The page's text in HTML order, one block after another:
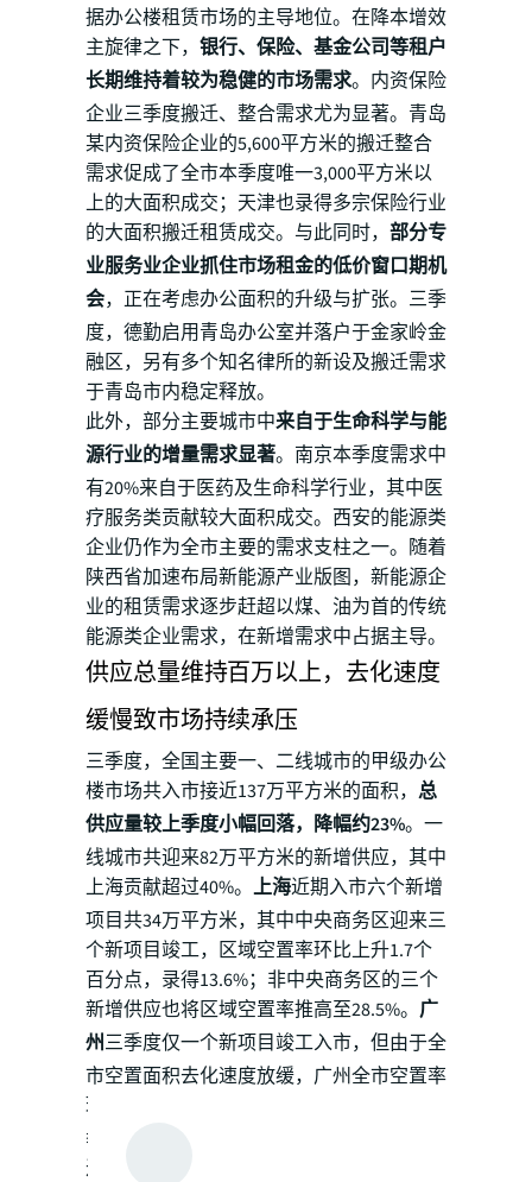
据办公楼租赁市场的主导地位。在降本增效
主旋律之下， 银行、保险、基金公司等租户
长期维持着较为稳健的市场需求。内资保险
企业三季度搬迁、整合需求尤为显著。青岛
某内资保险企业的5,600平方米的搬迁整合
需求促成了全市本季度唯一3,000平方米以
上的大面积成交；天津也录得多宗保险行业
的大面积搬迁租赁成交。与此同时， 部分专
业服务业企业抓住市场租金的低价窗口期机
会，正在考虑办公面积的升级与扩张。三季
度，德勤启用青岛办公室并落户于金家岭金
融区，另有多个知名律所的新设及搬迁需求
于青岛市内稳定释放。
此外，部分主要城市中来自于生命科学与能
源行业的增量需求显著。南京本季度需求中
有20%来自于医药及生命科学行业，其中医
疗服务类贡献较大面积成交。西安的能源类
企业仍作为全市主要的需求支柱之一。随着
陕西省加速布局新能源产业版图，新能源企
业的租赁需求逐步赶超以煤、油为首的传统
能源类企业需求，在新增需求中占据主导。
供应总量维持百万以上，去化速度
缓慢致市场持续承压
三季度，全国主要一、二线城市的甲级办公
楼市场共入市接近137万平方米的面积， 总
供应量较上季度小幅回落，降幅约23%。一
线城市共迎来82万平方米的新增供应，其中
上海贡献超过40%。 上海近期入市六个新增
项目共34万平方米，其中中央商务区迎来三
个新项目竣工，区域空置率环比上升1.7个
百分点，录得13.6%；非中央商务区的三个
新增供应也将区域空置率推高至28.5%。 广
州三季度仅一个新项目竣工入市，但由于全
市空置面积去化速度放缓，广州全市空置率
环比小幅上涨0.5个百分点至22.2%。
季度共有两个办公楼项目入市，总建筑面积
近19万平方米，迎来2021年四季度以来的最